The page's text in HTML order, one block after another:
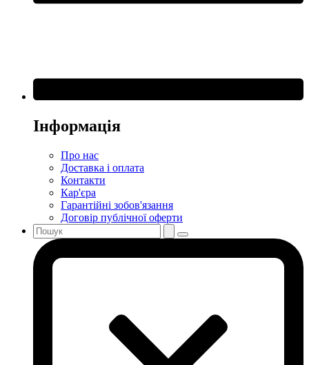
Інформація
Про нас
Доставка і оплата
Контакти
Кар'єра
Гарантійні зобов'язання
Договір публічної оферти